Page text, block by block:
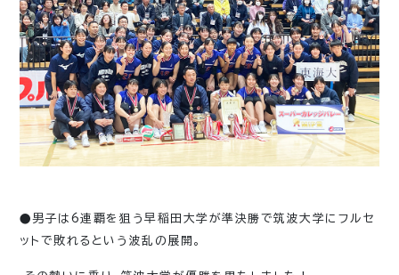
●男子は6連覇を狙う早稲田大学が準決勝で筑波大学にフルセ
ットで敗れるという波乱の展開。